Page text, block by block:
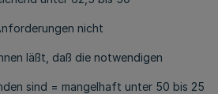
nicht
läßt, daß die notwendigen
sind = mangelhaft unter 50 bis 25